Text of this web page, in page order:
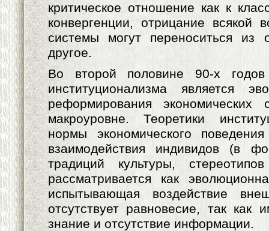
критическое отношение как к
конвергенции, отрицание всякой
системы могут переноситься из
другое.
Во второй половине 90-х
институционализма является
реформирования
макроуровне. Теоретики
нормы экономического
взаимодействия индивидов (в
традиций культуры,
рассматривается как
испытывающая воздействие
отсутствует равновесие, так как
знание и отсутствие информации.